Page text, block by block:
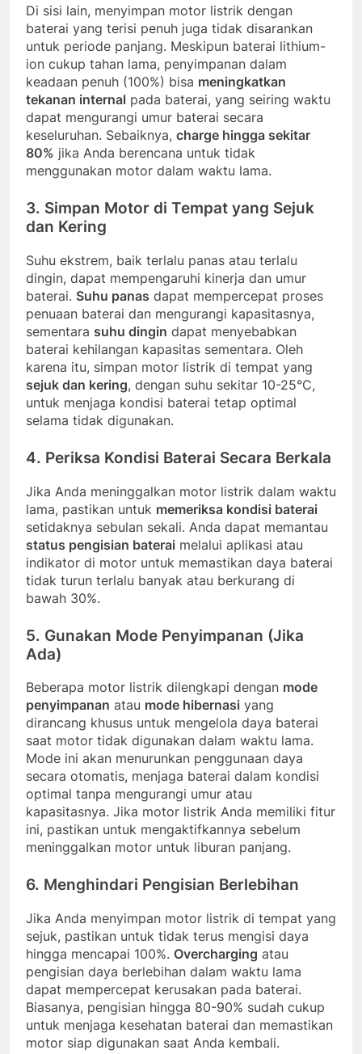
Di sisi lain, menyimpan motor listrik dengan
baterai yang terisi penuh juga tidak disarankan
untuk periode panjang. Meskipun baterai lithium-
ion cukup tahan lama, penyimpanan dalam
keadaan penuh (100%) bisa meningkatkan
tekanan internal pada baterai, yang seiring waktu
dapat mengurangi umur baterai secara
keseluruhan. Sebaiknya, charge hingga sekitar
80% jika Anda berencana untuk tidak
menggunakan motor dalam waktu lama.
3. Simpan Motor di Tempat yang Sejuk
dan Kering
Suhu ekstrem, baik terlalu panas atau terlalu
dingin, dapat mempengaruhi kinerja dan umur
baterai. Suhu panas dapat mempercepat proses
penuaan baterai dan mengurangi kapasitasnya,
sementara suhu dingin dapat menyebabkan
baterai kehilangan kapasitas sementara. Oleh
karena itu, simpan motor listrik di tempat yang
sejuk dan kering, dengan suhu sekitar 10-25°C,
untuk menjaga kondisi baterai tetap optimal
selama tidak digunakan.
4. Periksa Kondisi Baterai Secara Berkala
Jika Anda meninggalkan motor listrik dalam waktu
lama, pastikan untuk memeriksa kondisi baterai
setidaknya sebulan sekali. Anda dapat memantau
status pengisian baterai melalui aplikasi atau
indikator di motor untuk memastikan daya baterai
tidak turun terlalu banyak atau berkurang di
bawah 30%.
5. Gunakan Mode Penyimpanan (Jika
Ada)
Beberapa motor listrik dilengkapi dengan mode
penyimpanan atau mode hibernasi yang
dirancang khusus untuk mengelola daya baterai
saat motor tidak digunakan dalam waktu lama.
Mode ini akan menurunkan penggunaan daya
secara otomatis, menjaga baterai dalam kondisi
optimal tanpa mengurangi umur atau
kapasitasnya. Jika motor listrik Anda memiliki fitur
ini, pastikan untuk mengaktifkannya sebelum
meninggalkan motor untuk liburan panjang.
6. Menghindari Pengisian Berlebihan
Jika Anda menyimpan motor listrik di tempat yang
sejuk, pastikan untuk tidak terus mengisi daya
hingga mencapai 100%. Overcharging atau
pengisian daya berlebihan dalam waktu lama
dapat mempercepat kerusakan pada baterai.
Biasanya, pengisian hingga 80-90% sudah cukup
untuk menjaga kesehatan baterai dan memastikan
motor siap digunakan saat Anda kembali.